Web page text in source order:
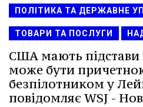
ПОЛІТИКА ТА ДЕРЖАВНЕ
ТОВАРИ ТА ПОСЛУГИ
США мають підстави
може бути
безпілотником у
повідомляє WSJ -